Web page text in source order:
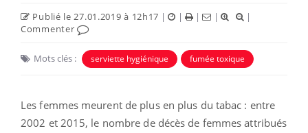
Publié le 27.01.2019 à 12h17 | | | |
|
Commenter
Mots clés : serviette hygiénique fumée toxique
Les femmes meurent de plus en plus du tabac : entre
2002 et 2015, le nombre de décès de femmes attribués